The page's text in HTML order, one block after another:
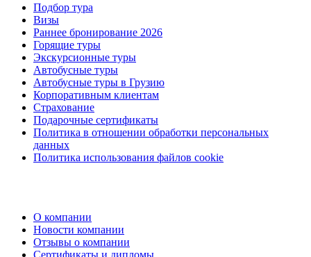
Подбор тура
Визы
Раннее бронирование 2026
Горящие туры
Экскурсионные туры
Автобусные туры
Автобусные туры в Грузию
Корпоративным клиентам
Страхование
Подарочные сертификаты
Политика в отношении обработки персональных
данных
Политика использования файлов cookie
О компании
Новости компании
Отзывы о компании
Сертификаты и дипломы